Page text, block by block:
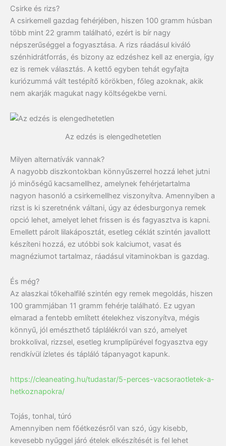
Csirke és rizs?
A csirkemell gazdag fehérjében, hiszen 100 gramm húsban
több mint 22 gramm található, ezért is bír nagy
népszerűséggel a fogyasztása. A rizs ráadásul kiváló
szénhidrátforrás, és bizony az edzéshez kell az energia, így
ez is remek választás. A kettő egyben tehát egyfajta
kuriózummá vált testépítő körökben, főleg azoknak, akik
nem akarják magukat nagy költségekbe verni.
Az edzés is elengedhetetlen
Milyen alternatívák vannak?
A nagyobb diszkontokban könnyűszerrel hozzá lehet jutni
jó minőségű kacsamellhez, amelynek fehérjetartalma
nagyon hasonló a csirkemellhez viszonyítva. Amennyiben a
rizst is ki szeretnénk váltani, úgy az édesburgonya remek
opció lehet, amelyet lehet frissen is és fagyasztva is kapni.
Emellett párolt lilakáposztát, esetleg céklát szintén javallott
készíteni hozzá, ez utóbbi sok kalciumot, vasat és
magnéziumot tartalmaz, ráadásul vitaminokban is gazdag.
És még?
Az alaszkai tőkehalfilé szintén egy remek megoldás, hiszen
100 grammjában 11 gramm fehérje található. Ez ugyan
elmarad a fentebb említett ételekhez viszonyítva, mégis
könnyű, jól emészthető táplálékról van szó, amelyet
brokkolival, rizzsel, esetleg krumplipürével fogyasztva egy
rendkívül ízletes és tápláló tápanyagot kapunk.
https://cleaneating.hu/tudastar/5-perces-vacsoraotletek-a-
hetkoznapokra/
Tojás, tonhal, túró
Amennyiben nem főétkezésről van szó, úgy kisebb,
kevesebb nyűggel járó ételek elkészítését is fel lehet